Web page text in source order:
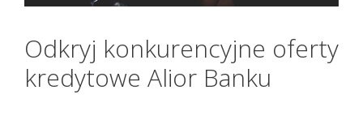
Odkryj konkurencyjne oferty
kredytowe Alior Banku